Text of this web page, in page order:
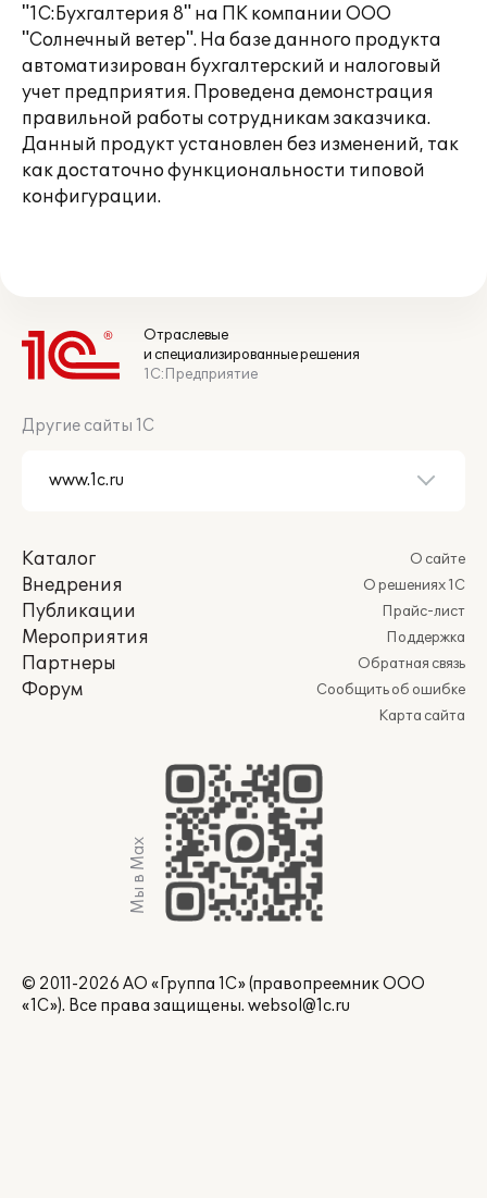
"1С:Бухгалтерия 8" на ПК компании ООО
"Солнечный ветер". На базе данного продукта
автоматизирован бухгалтерский и налоговый
учет предприятия. Проведена демонстрация
правильной работы сотрудникам заказчика.
Данный продукт установлен без изменений, так
как достаточно функциональности типовой
конфигурации.
Отраслевые
и специализированные решения
1С:Предприятие
Другие сайты 1С
Каталог
Внедрения
Публикации
Мероприятия
Партнеры
Форум
О сайте
О решениях 1С
Прайс-лист
Поддержка
Обратная связь
Сообщить об ошибке
Карта сайта
Мы в Max
© 2011-2026 АО «Группа 1С» (правопреемник ООО
«1С»). Все права защищены. websol@1c.ru